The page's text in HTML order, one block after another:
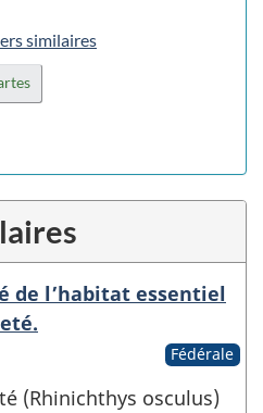
similaires
de l’habitat essentiel
Fédérale
(Rhinichthys osculus)